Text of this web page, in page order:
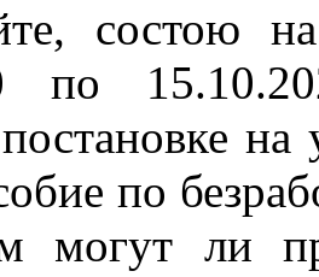
состою
по
по
могут ли